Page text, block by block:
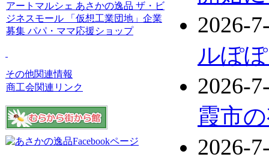
アートマルシェ あさかの逸品 ザ・ビ
ジネスモール
「仮想工業団地」企業
募集 パパ・ママ応援ショップ
その他関連情報
商工会関連リンク
2026-
ルぽ
2026-
霞市
2026-